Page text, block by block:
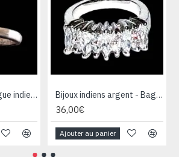
Bijoux indiens - Bague indienne rhodiée Topaze Bijoux indiens argent - Bague indienne oxyde de Zirconium
36,00€
Ajouter au panier